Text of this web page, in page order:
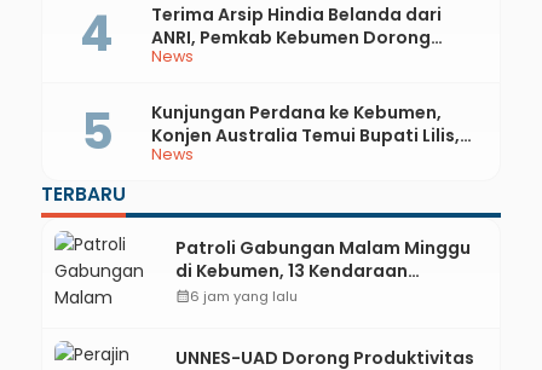
News
Terima Arsip Hindia Belanda dari
ANRI, Pemkab Kebumen Dorong
Integrasi Sejarah, Geopark, dan
News
Kunjungan Perdana ke Kebumen,
Konjen Australia Temui Bupati Lilis,
Ini yang Dibahas
TERBARU
Patroli Gabungan Malam Minggu
di Kebumen, 13 Kendaraan
Terjaring Razia Knalpot Brong
calendar_month6 jam yang lalu
UNNES-UAD Dorong Produktivitas